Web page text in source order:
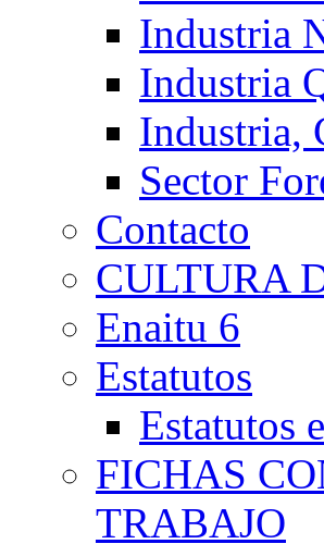
Industria
Industria
Industria,
Sector
Contacto
CULTURA
Enaitu 6
Estatutos
Estatutos
FICHAS
TRABAJO